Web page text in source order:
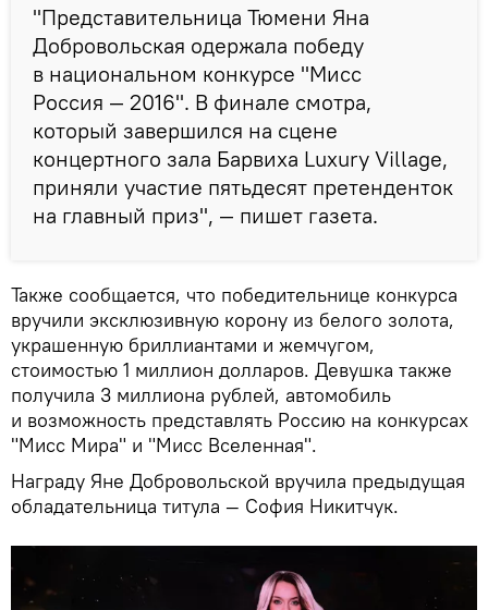
"Представительница Тюмени Яна
Добровольская одержала победу
в национальном конкурсе "Мисс
Россия — 2016". В финале смотра,
который завершился на сцене
концертного зала Барвиха Luxury Village,
приняли участие пятьдесят претенденток
на главный приз", — пишет газета.
Также сообщается, что победительнице конкурса
вручили эксклюзивную корону из белого золота,
украшенную бриллиантами и жемчугом,
стоимостью 1 миллион долларов. Девушка также
получила 3 миллиона рублей, автомобиль
и возможность представлять Россию на конкурсах
"Мисс Мира" и "Мисс Вселенная".
Награду Яне Добровольской вручила предыдущая
обладательница титула — София Никитчук.